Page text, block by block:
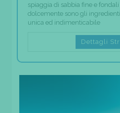
spiaggia di sabbia fine e
dolcemente sono gli
unica ed indimenticabile
Dettagli